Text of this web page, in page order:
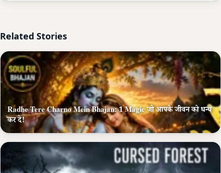
Related Stories
Radhe Tere Charno Mein Bhajan: 1 Magic जो आपके जीवन को धन्य
कर दे!